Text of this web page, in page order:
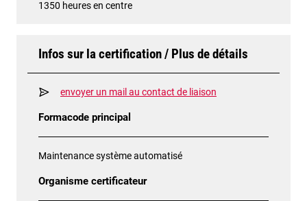
1350 heures en centre
Infos sur la certification / Plus de détails
envoyer un mail au contact de liaison
Formacode principal
Maintenance système automatisé
Organisme certificateur